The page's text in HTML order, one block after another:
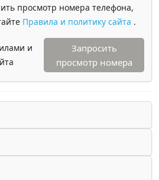
просмотр номера телефона,
Правила и политику сайта .
и
Запросить
просмотр номера